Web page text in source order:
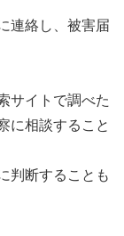
連絡し、被害届
サイトで調べた
に相談すること
判断することも